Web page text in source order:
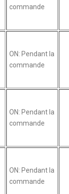
commande
ON: Pendant la
commande
ON: Pendant la
commande
ON: Pendant la
commande